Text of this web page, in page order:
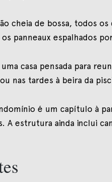
cheia de bossa, todos
os panneaux espalhados
casa pensada para
nas tardes à beira da
é um capítulo à
A estrutura ainda inclui